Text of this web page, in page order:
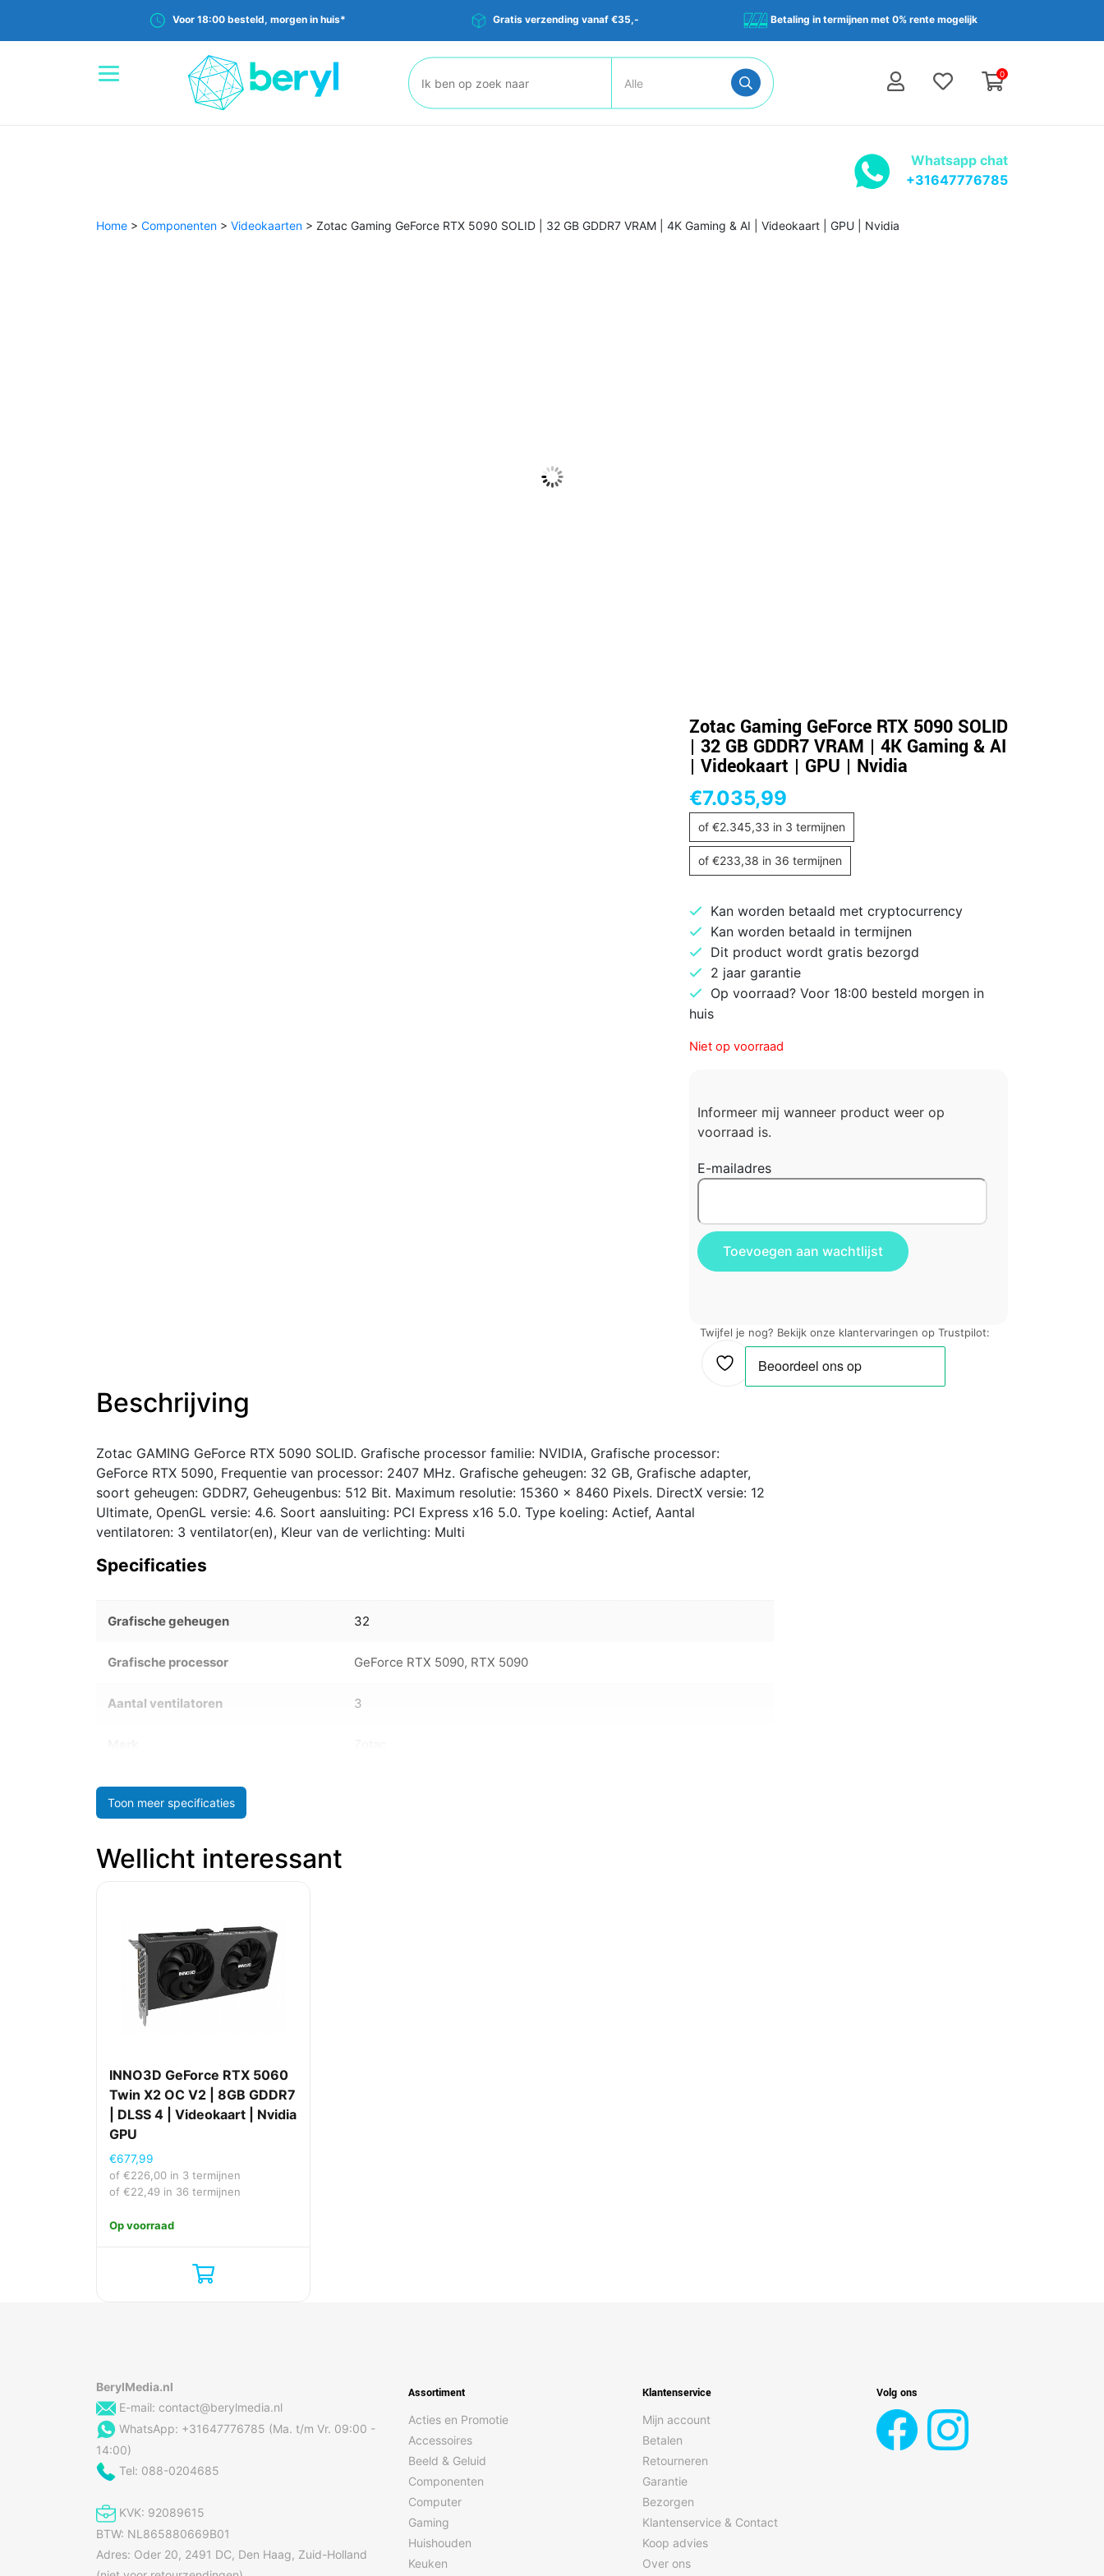
Voor 18:00 besteld, morgen in huis* Gratis verzending vanaf €35,- Betaling in termijnen met 0% rente mogelijk
0
Zoeken:
Whatsapp chat
+31647776785
Home > Componenten > Videokaarten > Zotac Gaming GeForce RTX 5090 SOLID | 32 GB GDDR7 VRAM | 4K Gaming & AI | Videokaart | GPU | Nvidia
Zotac Gaming GeForce RTX 5090 SOLID
| 32 GB GDDR7 VRAM | 4K Gaming & AI
| Videokaart | GPU | Nvidia
€7.035,99
of €2.345,33 in 3 termijnen
of €233,38 in 36 termijnen
Kan worden betaald met cryptocurrency
Kan worden betaald in termijnen
Dit product wordt gratis bezorgd
2 jaar garantie
Op voorraad? Voor 18:00 besteld morgen in
huis
Niet op voorraad
Informeer mij wanneer product weer op
voorraad is.
E-mailadres
Twijfel je nog? Bekijk onze klantervaringen op Trustpilot:
Beschrijving
Zotac GAMING GeForce RTX 5090 SOLID. Grafische processor familie: NVIDIA, Grafische processor:
GeForce RTX 5090, Frequentie van processor: 2407 MHz. Grafische geheugen: 32 GB, Grafische adapter,
soort geheugen: GDDR7, Geheugenbus: 512 Bit. Maximum resolutie: 15360 x 8460 Pixels. DirectX versie: 12
Ultimate, OpenGL versie: 4.6. Soort aansluiting: PCI Express x16 5.0. Type koeling: Actief, Aantal
ventilatoren: 3 ventilator(en), Kleur van de verlichting: Multi
Specificaties
Grafische geheugen 32
Grafische processor GeForce RTX 5090, RTX 5090
Aantal ventilatoren 3
Toon meer specificaties
Wellicht interessant
INNO3D GeForce RTX 5060
Twin X2 OC V2 | 8GB GDDR7
| DLSS 4 | Videokaart | Nvidia
GPU
€677,99
of €226,00 in 3 termijnen
of €22,49 in 36 termijnen
Op voorraad
BerylMedia.nl
E-mail: contact@berylmedia.nl
WhatsApp: +31647776785 (Ma. t/m Vr. 09:00 -
14:00)
Tel: 088-0204685
KVK: 92089615
BTW: NL865880669B01
Adres: Oder 20, 2491 DC, Den Haag, Zuid-Holland
Assortiment
Acties en Promotie
Accessoires
Beeld & Geluid
Componenten
Computer
Gaming
Huishouden
Keuken
Klantenservice
Mijn account
Betalen
Retourneren
Garantie
Bezorgen
Klantenservice & Contact
Koop advies
Over ons
Volg ons